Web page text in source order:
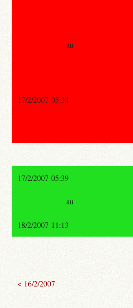
au
17/2/2007 05:34
17/2/2007 05:39
au
18/2/2007 11:13
< 16/2/2007